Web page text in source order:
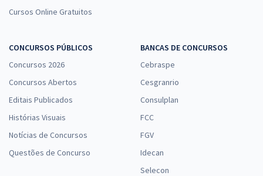
Cursos Online Gratuitos
CONCURSOS PÚBLICOS
Concursos 2026
Concursos Abertos
Editais Publicados
Histórias Visuais
Notícias de Concursos
Questões de Concurso
BANCAS DE CONCURSOS
Cebraspe
Cesgranrio
Consulplan
FCC
FGV
Idecan
Selecon